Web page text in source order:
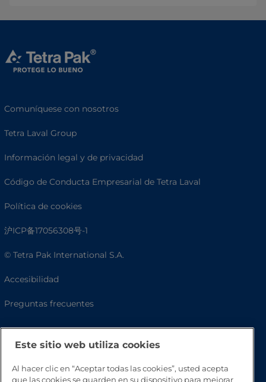
Comuníquese con nosotros
Tetra Laval Group
Información legal y de privacidad
Código de Conducta Empresarial de Tetra Laval
Política de cookies
沪ICP备17056308号-1
© Tetra Pak International S.A.
Accesibilidad
Preguntas frecuentes
Este sitio web utiliza cookies
Al hacer clic en “Aceptar todas las cookies”, usted acepta
que las cookies se guarden en su dispositivo para mejorar